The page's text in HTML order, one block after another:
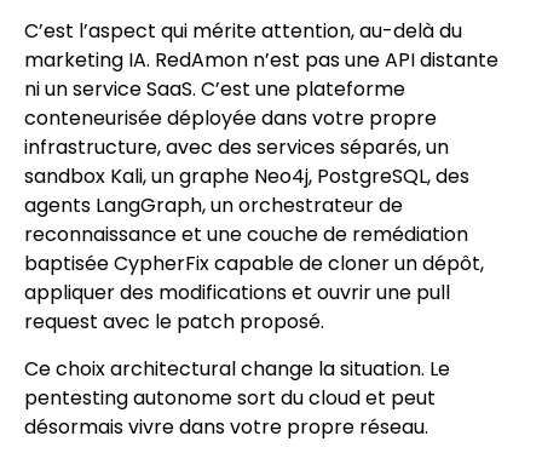
C’est l’aspect qui mérite attention, au-delà du
marketing IA. RedAmon n’est pas une API distante
ni un service SaaS. C’est une plateforme
conteneurisée déployée dans votre propre
infrastructure, avec des services séparés, un
sandbox Kali, un graphe Neo4j, PostgreSQL, des
agents LangGraph, un orchestrateur de
reconnaissance et une couche de remédiation
baptisée CypherFix capable de cloner un dépôt,
appliquer des modifications et ouvrir une pull
request avec le patch proposé.
Ce choix architectural change la situation. Le
pentesting autonome sort du cloud et peut
désormais vivre dans votre propre réseau.